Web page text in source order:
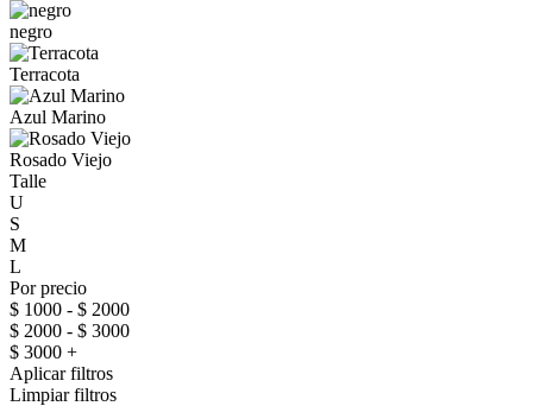
negro
Terracota
Azul Marino
Rosado Viejo
Talle
U
S
M
L
Por precio
$ 1000 - $ 2000
$ 2000 - $ 3000
$ 3000 +
Aplicar filtros
Limpiar filtros